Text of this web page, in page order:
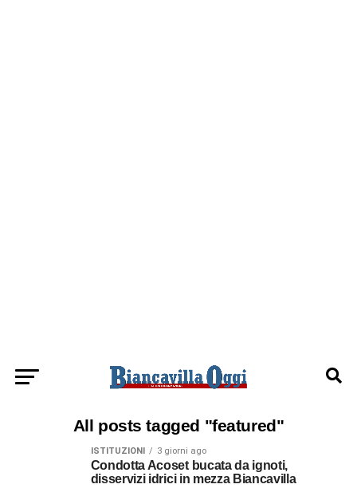
All posts tagged "featured"
ISTITUZIONI 3 giorni ago
Condotta Acoset bucata da ignoti,
disservizi idrici in mezza Biancavilla